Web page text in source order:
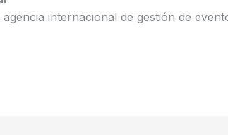
internacional de gestión de